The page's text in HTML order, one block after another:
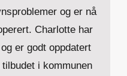
og er nå
Charlotte har
er godt oppdatert
i kommunen